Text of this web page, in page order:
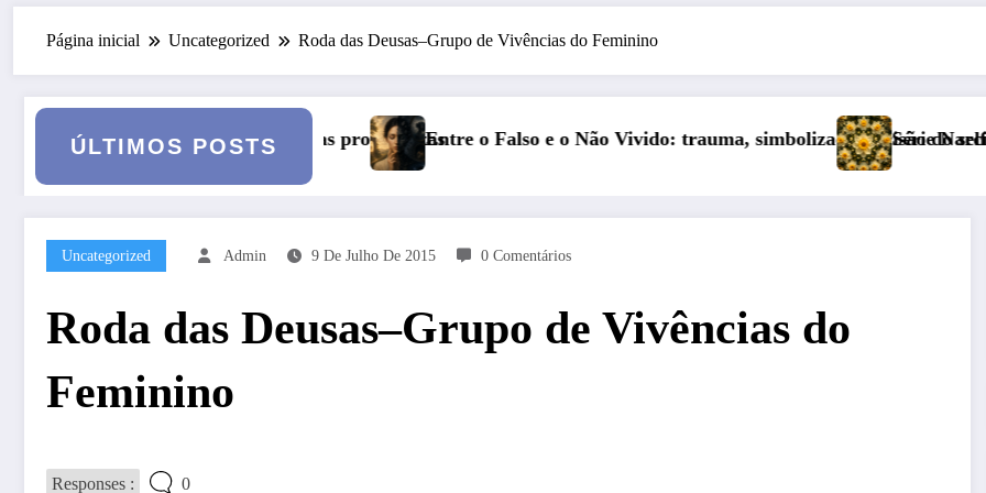
Página inicial Uncategorized Roda das Deusas–Grupo de Vivências do Feminino
ÚLTIMOS POSTS
profundezasEntre o Falso e o Não Vivido: trauma, simbolização e cisão do self na personalidade “como-se”
Série Narciso: Narcisismo Plural
Uncategorized Admin 9 De Julho De 2015 0 Comentários
Roda das Deusas–Grupo de Vivências do
Feminino
Responses : 0